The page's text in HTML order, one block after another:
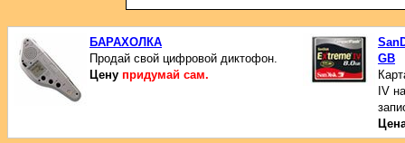
БАРАХОЛКА
Продай свой цифровой диктофон.
Цену придумай сам.
GB
IV